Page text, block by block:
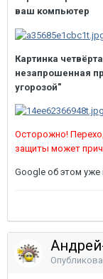
ваш компьютер
Картинка
незапрошенная
угорозой"
Осторожно!
защиты может
Google об этом уже